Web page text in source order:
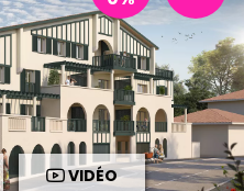
VIDÉO